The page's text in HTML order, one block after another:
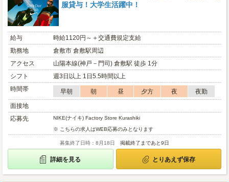
服貸与！大学生活躍中！
給与
時給1120円～＋交通費規定支給
勤務地
倉敷市 倉敷駅周辺
アクセス
山陽本線(神戸－門司) 倉敷駅 徒歩 1分
シフト
週3日以上 1日5.5時間以上
時間帯
早朝 朝 昼 夕方 夜
夜勤
面接地
応募先
NIKE(ナイキ) Factory Store Kurashiki
※ こちらの求人はWEB応募のみとなります
募集終了日時：8月18日 掲載終了まであと9日
詳細を見る とりあえず保存